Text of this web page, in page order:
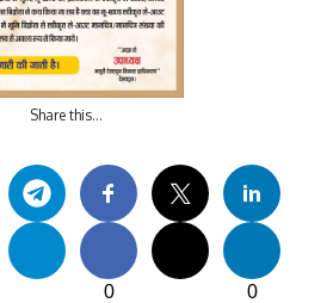
Share this…
0
0